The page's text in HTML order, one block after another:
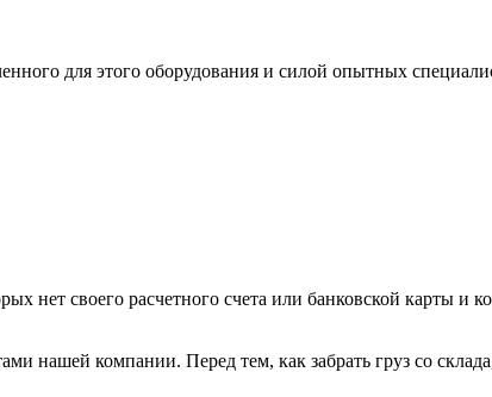
для этого оборудования и силой опытных
нет своего расчетного счета или банковской карты и
нашей компании. Перед тем, как забрать груз со